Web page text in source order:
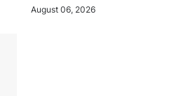
August 06, 2026